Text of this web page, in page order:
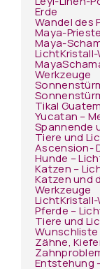
Erde
Wandel des
Maya-
Maya-
LichtKristall-
Werkzeuge
Tikal
Yucatan –
Spannende
Tiere und
Ascension-
Hunde –
Katzen –
Katzen und
Werkzeuge
LichtKristall-
Pferde –
Tiere und
Wunschliste
Zähne,
Entstehung